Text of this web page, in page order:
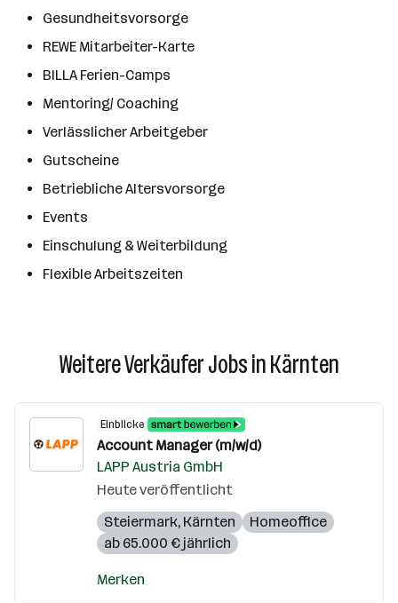
Gesundheitsvorsorge
REWE Mitarbeiter-Karte
BILLA Ferien-Camps
Mentoring/ Coaching
Verlässlicher Arbeitgeber
Gutscheine
Betriebliche Altersvorsorge
Events
Einschulung & Weiterbildung
Flexible Arbeitszeiten
Weitere Verkäufer Jobs in Kärnten
Einblicke
Account Manager (m/w/d)
LAPP Austria GmbH
Heute veröffentlicht
Steiermark, Kärnten
Homeoffice
ab 65.000 € jährlich
Merken